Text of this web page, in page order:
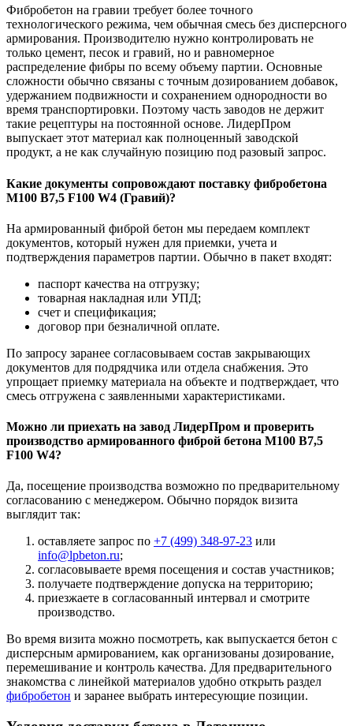
Фибробетон на гравии требует более точного
технологического режима, чем обычная смесь без дисперсного
армирования. Производителю нужно контролировать не
только цемент, песок и гравий, но и равномерное
распределение фибры по всему объему партии. Основные
сложности обычно связаны с точным дозированием добавок,
удержанием подвижности и сохранением однородности во
время транспортировки. Поэтому часть заводов не держит
такие рецептуры на постоянной основе. ЛидерПром
выпускает этот материал как полноценный заводской
продукт, а не как случайную позицию под разовый запрос.
Какие документы сопровождают поставку фибробетона
М100 B7,5 F100 W4 (Гравий)?
На армированный фиброй бетон мы передаем комплект
документов, который нужен для приемки, учета и
подтверждения параметров партии. Обычно в пакет входят:
паспорт качества на отгрузку;
товарная накладная или УПД;
счет и спецификация;
договор при безналичной оплате.
По запросу заранее согласовываем состав закрывающих
документов для подрядчика или отдела снабжения. Это
упрощает приемку материала на объекте и подтверждает, что
смесь отгружена с заявленными характеристиками.
Можно ли приехать на завод ЛидерПром и проверить
производство армированного фиброй бетона М100 B7,5
F100 W4?
Да, посещение производства возможно по предварительному
согласованию с менеджером. Обычно порядок визита
выглядит так:
оставляете запрос по +7 (499) 348-97-23 или
info@lpbeton.ru;
согласовываете время посещения и состав участников;
получаете подтверждение допуска на территорию;
приезжаете в согласованный интервал и смотрите
производство.
Во время визита можно посмотреть, как выпускается бетон с
дисперсным армированием, как организованы дозирование,
перемешивание и контроль качества. Для предварительного
знакомства с линейкой материалов удобно открыть раздел
фибробетон и заранее выбрать интересующие позиции.